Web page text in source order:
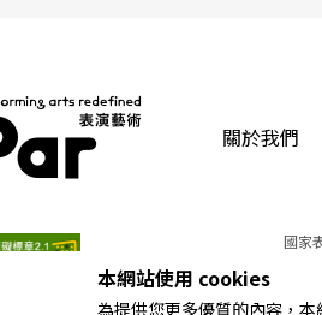
關於我們
國家
本網站使用 cookies
為提供您更多優質的內容，